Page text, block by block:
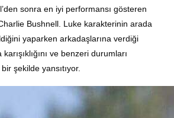
sonra en iyi performansı gösteren
Bushnell Luke karakterinin arada
yaparken arkadaşlarına verdiği
ve benzeri durumları
şekilde yansıtıyor.